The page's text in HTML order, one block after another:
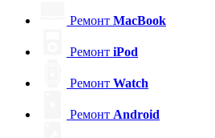
Ремонт MacBook
Ремонт iPod
Ремонт Watch
Ремонт Android